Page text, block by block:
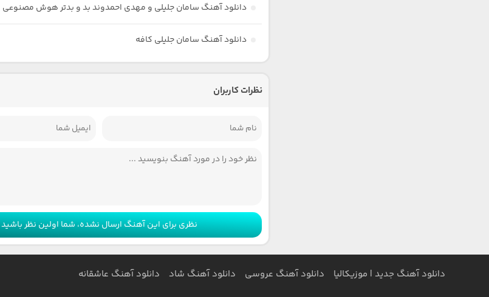
دانلود آهنگ سامان جلیلی و مهدی احمدوند بد و بدتر هوش مصنوعی
دانلود آهنگ سامان جلیلی کافه
نظرات کاربران
نظری برای این آهنگ ارسال نشده، شما اولین نظر باشید
دانلود آهنگ جدید | موزیکالیا دانلود آهنگ عروسی دانلود آهنگ شاد دانلود آهنگ عاشقانه